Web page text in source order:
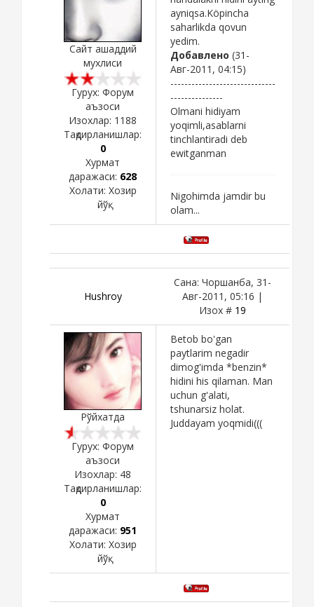
Сайт ашаддий
мухлиси
Гурух: Форум
аъзоси
Изохлар: 1188
Тақдирланишлар:
0
Хурмат
даражаси: 628
Холати: Хозир
йўқ
ayniqsa.Köpincha
saharlikda qovun
yedim.
Добавлено (31-
Авг-2011, 04:15)
------------------------------
---------------
Olmani hidiyam
yoqimli,asablarni
tinchlantiradi deb
ewitganman
Nigohimda jamdir bu
olam...
Hushroy
Сана: Чоршанба, 31-
Авг-2011, 05:16 |
Изох # 19
Рўйхатда
Гурух: Форум
аъзоси
Изохлар: 48
Тақдирланишлар:
0
Хурмат
даражаси: 951
Холати: Хозир
йўқ
Betob bo'gan
paytlarim negadir
dimog'imda *benzin*
hidini his qilaman. Man
uchun g'alati,
tshunarsiz holat.
Juddayam yoqmidi(((